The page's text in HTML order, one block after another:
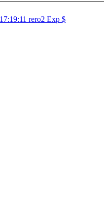
rero2 Exp $